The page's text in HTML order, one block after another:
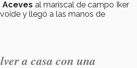
Aceves al mariscal de campo Iker
y llegó a las manos de
a casa con una